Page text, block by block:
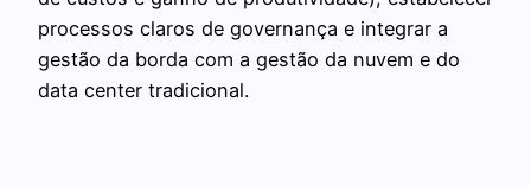
processos claros de governança e integrar a
gestão da borda com a gestão da nuvem e do
data center tradicional.